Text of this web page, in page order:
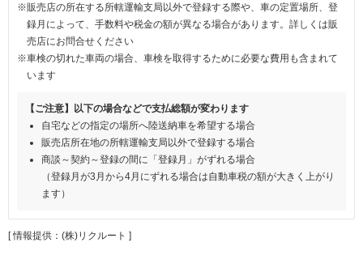
※販売店の所在する所轄運輸支局以外で登録する際や、車の定置場所、登
録月によって、手数料や税金の額が異なる場合があります。詳しくは販
売店にお問合せください
※車検の切れた車両の場合、車検を取得するために必要な費用も含まれて
います
【ご注意】以下の場合などで支払総額が変わります
自宅などの指定の場所へ陸送納車を希望する場合
販売店所在地の所轄運輸支局以外で登録する場合
商談～契約～登録の間に「登録月」がずれる場合
（登録月が3月から4月にずれる場合は自動車税の額が大きく上がり
ます）
[ 情報提供：(株)リクルート ]